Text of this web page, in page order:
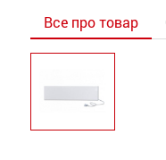
Все про товар